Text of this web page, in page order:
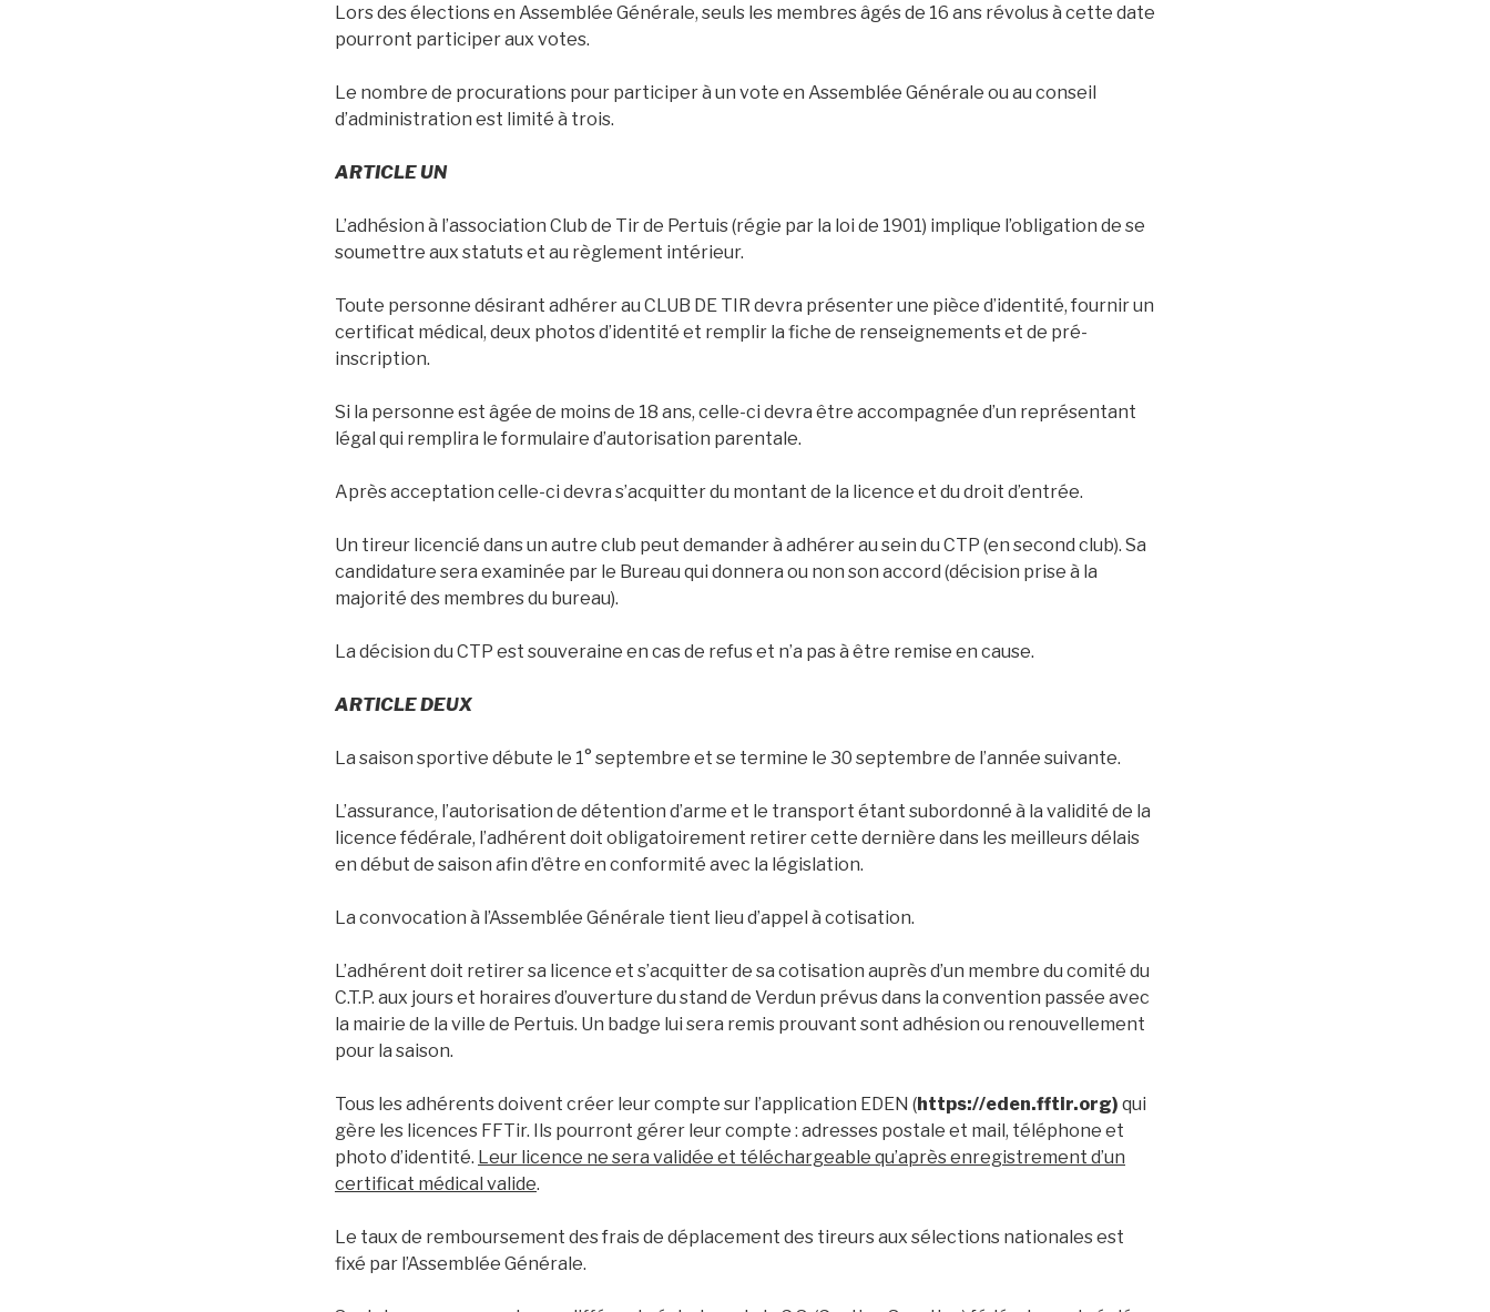
Lors des élections en Assemblée Générale, seuls les membres âgés de 16 ans révolus à cette date
pourront participer aux votes.
Le nombre de procurations pour participer à un vote en Assemblée Générale ou au conseil
d’administration est limité à trois.
ARTICLE UN
L’adhésion à l’association Club de Tir de Pertuis (régie par la loi de 1901) implique l’obligation de se
soumettre aux statuts et au règlement intérieur.
Toute personne désirant adhérer au CLUB DE TIR devra présenter une pièce d’identité, fournir un
certificat médical, deux photos d’identité et remplir la fiche de renseignements et de pré-
inscription.
Si la personne est âgée de moins de 18 ans, celle-ci devra être accompagnée d’un représentant
légal qui remplira le formulaire d’autorisation parentale.
Après acceptation celle-ci devra s’acquitter du montant de la licence et du droit d’entrée.
Un tireur licencié dans un autre club peut demander à adhérer au sein du CTP (en second club). Sa
candidature sera examinée par le Bureau qui donnera ou non son accord (décision prise à la
majorité des membres du bureau).
La décision du CTP est souveraine en cas de refus et n’a pas à être remise en cause.
ARTICLE DEUX
La saison sportive débute le 1° septembre et se termine le 30 septembre de l’année suivante.
L’assurance, l’autorisation de détention d’arme et le transport étant subordonné à la validité de la
licence fédérale, l’adhérent doit obligatoirement retirer cette dernière dans les meilleurs délais
en début de saison afin d’être en conformité avec la législation.
La convocation à l’Assemblée Générale tient lieu d’appel à cotisation.
L’adhérent doit retirer sa licence et s’acquitter de sa cotisation auprès d’un membre du comité du
C.T.P. aux jours et horaires d’ouverture du stand de Verdun prévus dans la convention passée avec
la mairie de la ville de Pertuis. Un badge lui sera remis prouvant sont adhésion ou renouvellement
pour la saison.
Tous les adhérents doivent créer leur compte sur l’application EDEN (https://eden.fftir.org) qui
gère les licences FFTir. Ils pourront gérer leur compte : adresses postale et mail, téléphone et
photo d’identité. Leur licence ne sera validée et téléchargeable qu’après enregistrement d’un
certificat médical valide.
Le taux de remboursement des frais de déplacement des tireurs aux sélections nationales est
fixé par l’Assemblée Générale.